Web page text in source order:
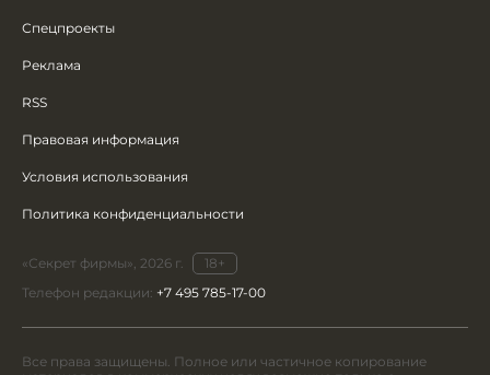
Спецпроекты
Реклама
RSS
Правовая информация
Условия использования
Политика конфиденциальности
«Секрет фирмы», 2026 г.
18+
Телефон редакции: +7 495 785-17-00
Все права защищены. Полное или частичное копирование